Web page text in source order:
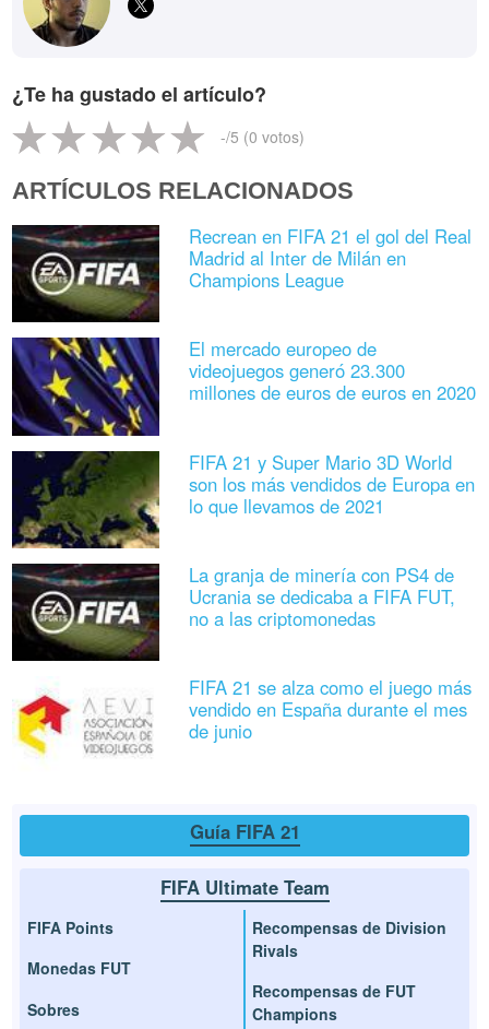
¿Te ha gustado el artículo?
-/5 (0 votos)
ARTÍCULOS RELACIONADOS
Recrean en FIFA 21 el gol del Real
Madrid al Inter de Milán en
Champions League
El mercado europeo de
videojuegos generó 23.300
millones de euros de euros en 2020
FIFA 21 y Super Mario 3D World
son los más vendidos de Europa en
lo que llevamos de 2021
La granja de minería con PS4 de
Ucrania se dedicaba a FIFA FUT,
no a las criptomonedas
FIFA 21 se alza como el juego más
vendido en España durante el mes
de junio
Guía FIFA 21
FIFA Ultimate Team
FIFA Points
Monedas FUT
Sobres
Recompensas de Division
Rivals
Recompensas de FUT
Champions